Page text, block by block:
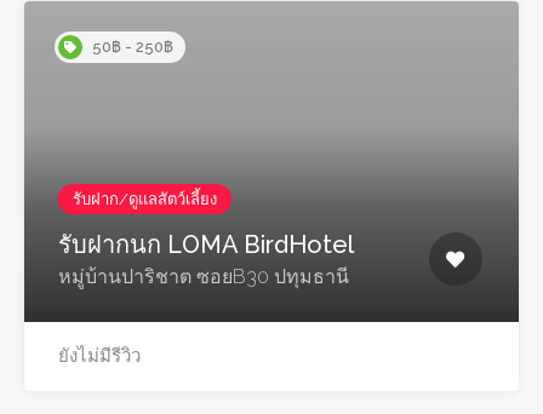
50฿ - 250฿
รับฝาก/ดูแลสัตว์เลี้ยง
รับฝากนก LOMA BirdHotel
หมู่บ้านปาริชาต ซอยB30 ปทุมธานี
ยังไม่มีรีวิว